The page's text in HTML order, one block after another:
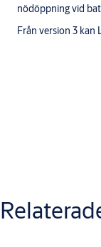
nödöppning vid
Från version 3 kan
Produkt
APERIO L100S